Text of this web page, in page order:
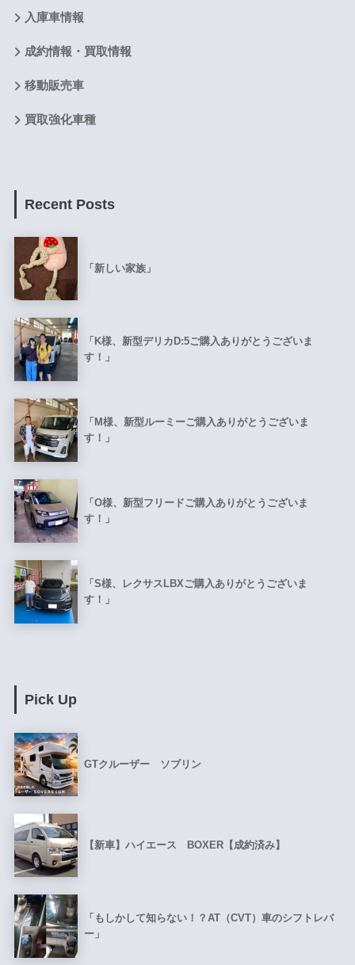
入庫車情報
成約情報・買取情報
移動販売車
買取強化車種
Recent Posts
「新しい家族」
「K様、新型デリカD:5ご購入ありがとうございま
す！」
「M様、新型ルーミーご購入ありがとうございま
す！」
「O様、新型フリードご購入ありがとうございま
す！」
「S様、レクサスLBXご購入ありがとうございま
す！」
Pick Up
GTクルーザー ソブリン
【新車】ハイエース BOXER【成約済み】
「もしかして知らない！？AT（CVT）車のシフトレバ
ー」